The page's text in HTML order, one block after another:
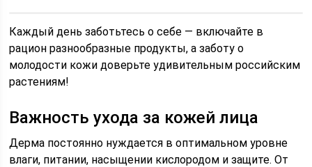
Каждый день заботьтесь о себе — включайте в
рацион разнообразные продукты, а заботу о
молодости кожи доверьте удивительным российским
растениям!
Важность ухода за кожей лица
Дерма постоянно нуждается в оптимальном уровне
влаги, питании, насыщении кислородом и защите. От